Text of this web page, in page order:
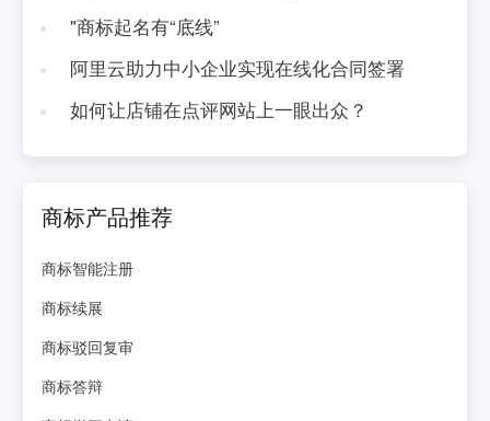
"商标起名有“底线”
阿里云助力中小企业实现在线化合同签署
如何让店铺在点评网站上一眼出众？
商标产品推荐
商标智能注册
商标续展
商标驳回复审
商标答辩